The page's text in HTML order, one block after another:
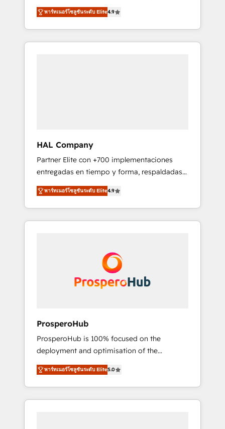
design Let’s turn your CRM into your growth
engine!
strategies by leveraging technologies and
automating their marketing and sales
processes to generate growth. Our offer
spans from Strategy to Operations. We
implementation and seamless integration of
the CRM platform into your digital
ecosystem. Would you like support in
deploying your inbound marketing strategy?
We'll provide support tailored to your needs
and sales objectives. With 125+ certifications,
we are part of the most certified Canadian
coast), our services are offered in both
พาร์ทเนอร์โซลูชันระดับ Elite4.9
HAL Company
Partner Elite con +700 implementaciones
entregadas en tiempo y forma, respaldadas
por 6 acreditaciones de HubSpot y un
equipo de 6 Certified Trainers avalados por
HubSpot Academy. Acompañamos a las
empresas en cada etapa de su crecimiento
Nos caracterizamos por combinar excelencia
técnica con una mirada estratégica a largo
พาร์ทเนอร์โซลูชันระดับ Elite4.9
ProsperoHub
ProsperoHub is 100% focused on the
deployment and optimisation of the
HubSpot CRM platform. Our highly
experienced team of solutions experts will
ensure that you achieve maximum adoption
and ROI from your HubSpot investment. Use
พาร์ทเนอร์โซลูชันระดับ Elite5.0